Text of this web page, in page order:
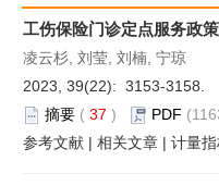
工伤保险门诊定点服务政
凌云杉, 刘莹, 刘楠, 宁琼
2023, 39(22): 3153-3158.
摘要 ( 37 ) PDF
参考文献 | 相关文章 | 计量